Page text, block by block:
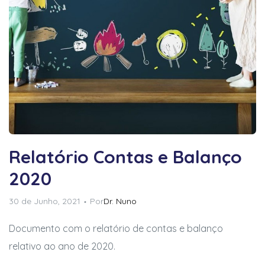
Relatório Contas e Balanço
2020
30 de Junho, 2021 PorDr. Nuno
Documento com o relatório de contas e balanço
relativo ao ano de 2020.